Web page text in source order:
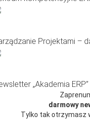
Projektami –
„Akademia ERP”
darmowy
Tylko tak otrzymasz